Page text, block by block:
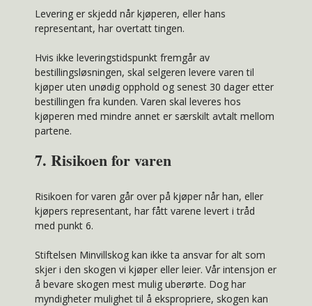
Levering er skjedd når kjøperen, eller hans
representant, har overtatt tingen.
Hvis ikke leveringstidspunkt fremgår av
bestillingsløsningen, skal selgeren levere varen til
kjøper uten unødig opphold og senest 30 dager etter
bestillingen fra kunden. Varen skal leveres hos
kjøperen med mindre annet er særskilt avtalt mellom
partene.
7. Risikoen for varen
Risikoen for varen går over på kjøper når han, eller
kjøpers representant, har fått varene levert i tråd
med punkt 6.
Stiftelsen Minvillskog kan ikke ta ansvar for alt som
skjer i den skogen vi kjøper eller leier. Vår intensjon er
å bevare skogen mest mulig uberørte. Dog har
myndigheter mulighet til å ekspropriere, skogen kan